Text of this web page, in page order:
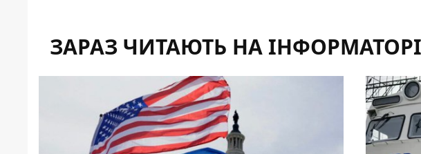
ЗАРАЗ ЧИТАЮТЬ НА ІНФОРМАТОРІ